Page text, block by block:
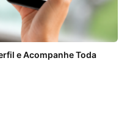
e Acompanhe Toda